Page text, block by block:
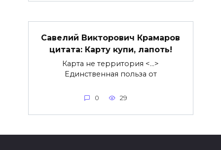
Савелий Викторович Крамаров
цитата: Карту купи, лапоть!
Карта не территория <…>
Единственная польза от
0 29